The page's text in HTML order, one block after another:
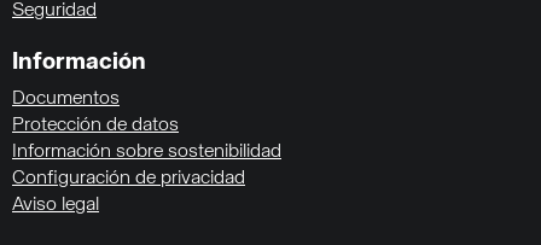
Seguridad
Información
Documentos
Protección de datos
Información sobre sostenibilidad
Configuración de privacidad
Aviso legal